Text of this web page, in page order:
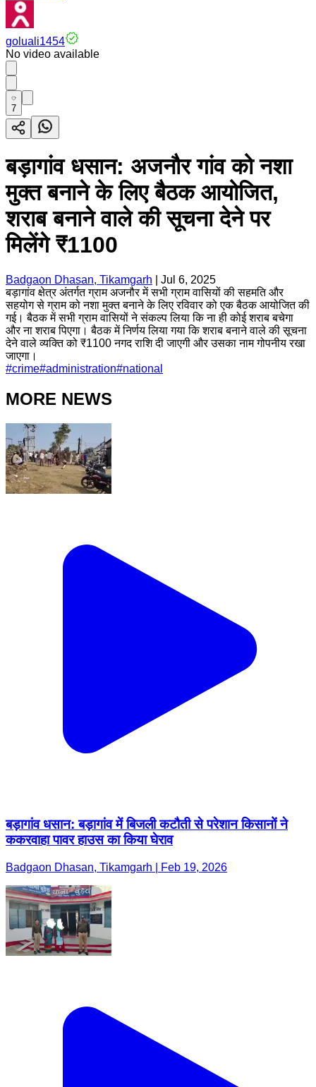
goluali1454
No video available
7
बड़ागांव धसान: अजनौर गांव को नशा
मुक्त बनाने के लिए बैठक आयोजित,
शराब बनाने वाले की सूचना देने पर
मिलेंगे ₹1100
Badgaon Dhasan, Tikamgarh
Jul 6, 2025
बड़ागांव क्षेत्र अंतर्गत ग्राम अजनौर में सभी ग्राम वासियों की सहमति और
सहयोग से ग्राम को नशा मुक्त बनाने के लिए रविवार को एक बैठक आयोजित की
गई। बैठक में सभी ग्राम वासियों ने संकल्प लिया कि ना ही कोई शराब बचेगा
और ना शराब पिएगा। बैठक में निर्णय लिया गया कि शराब बनाने वाले की सूचना
देने वाले व्यक्ति को ₹1100 नगद राशि दी जाएगी और उसका नाम गोपनीय रखा
जाएगा।
#crime#administration#national
MORE NEWS
बड़ागांव धसान: बड़ागांव में बिजली कटौती से परेशान किसानों ने
ककरवाहा पावर हाउस का किया घेराव
Badgaon Dhasan, Tikamgarh | Feb 19, 2026